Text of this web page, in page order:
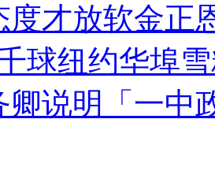
度才放软金正
球纽约华埠
卿说明「一中